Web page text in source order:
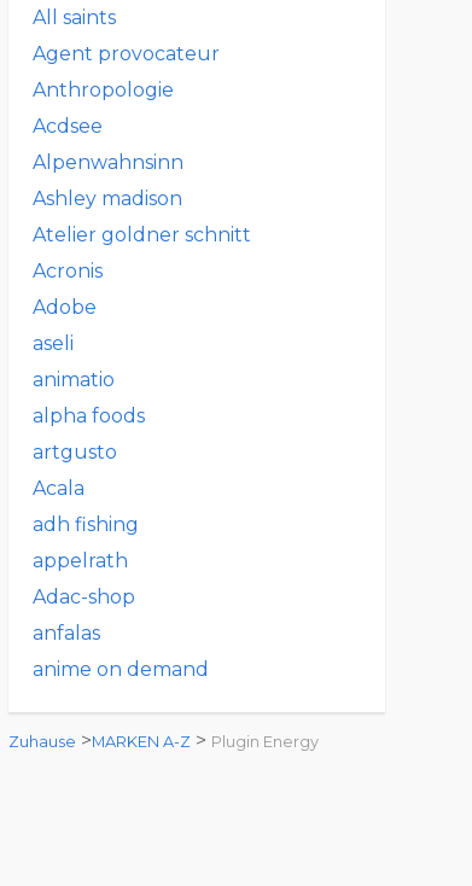
All saints
Agent provocateur
Anthropologie
Acdsee
Alpenwahnsinn
Ashley madison
Atelier goldner schnitt
Acronis
Adobe
aseli
animatio
alpha foods
artgusto
Acala
adh fishing
appelrath
Adac-shop
anfalas
anime on demand
Zuhause >MARKEN A-Z > Plugin Energy